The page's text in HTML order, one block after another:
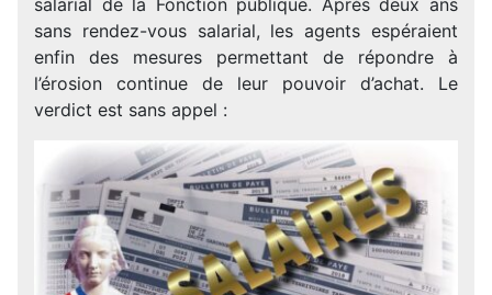
sans rendez-vous salarial, les agents espéraient
enfin des mesures permettant de répondre à
l’érosion continue de leur pouvoir d’achat. Le
verdict est sans appel :